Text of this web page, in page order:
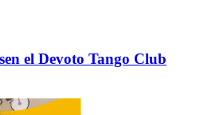
el Devoto Tango Club